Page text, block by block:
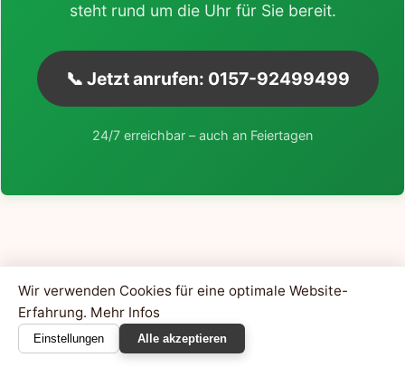
steht rund um die Uhr für Sie bereit.
📞 Jetzt anrufen: 0157-92499499
24/7 erreichbar – auch an Feiertagen
Wir verwenden Cookies für eine optimale Website-
Erfahrung. Mehr Infos
Einstellungen Alle akzeptieren